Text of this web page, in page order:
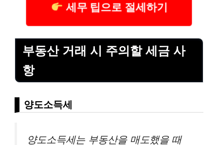
세무 팁으로 절세하기
부동산 거래 시 주의할 세금 사
항
양도소득세
양도소득세는 부동산을 매도했을 때